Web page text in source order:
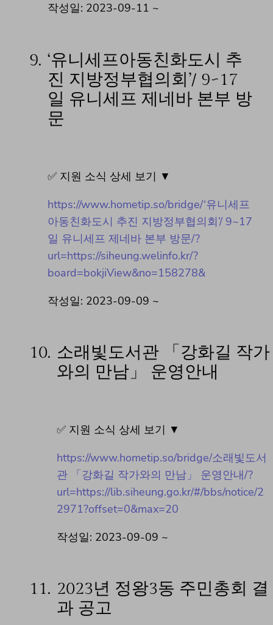
작성일: 2023-09-11 ~
9. ‘유니세프아동친화도시 추
진 지방정부협의회’/ 9~17
일 유니세프 제네바 본부 방
문
✅ 지원 소식 상세 보기 ▼
https://www.hometip.so/bridge/‘유니세프
아동친화도시 추진 지방정부협의회’/ 9~17
일 유니세프 제네바 본부 방문/?
url=https://siheung.welinfo.kr/?
board=bokjiView&no=158278&
작성일: 2023-09-09 ~
10. 소래빛도서관 「강화길 작가
와의 만남」 운영안내
✅ 지원 소식 상세 보기 ▼
https://www.hometip.so/bridge/소래빛도서
관 「강화길 작가와의 만남」 운영안내/?
url=https://lib.siheung.go.kr/#/bbs/notice/2
2971?offset=0&max=20
작성일: 2023-09-09 ~
11. 2023년 정왕3동 주민총회 결
과 공고